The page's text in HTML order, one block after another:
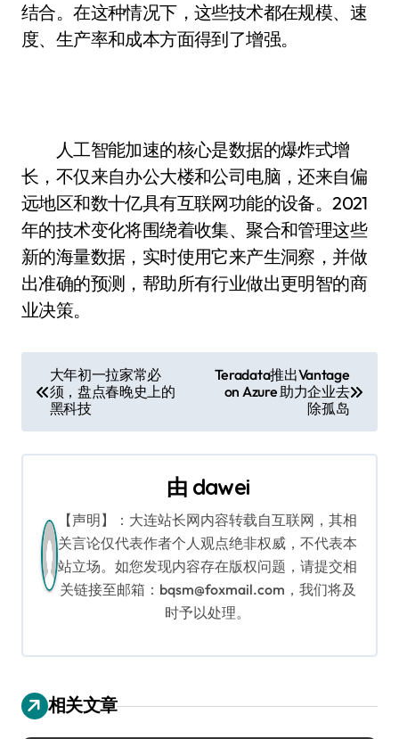
结合。在这种情况下，这些技术都在规模、速
度、生产率和成本方面得到了增强。
人工智能加速的核心是数据的爆炸式增
长，不仅来自办公大楼和公司电脑，还来自偏
远地区和数十亿具有互联网功能的设备。2021
年的技术变化将围绕着收集、聚合和管理这些
新的海量数据，实时使用它来产生洞察，并做
出准确的预测，帮助所有行业做出更明智的商
业决策。
章
导
大年初一拉家常必
须，盘点春晚史上的
黑科技
Teradata推出Vantage
on Azure 助力企业去
除孤岛
由 dawei
【声明】：大连站长网内容转载自互联网，其相
关言论仅代表作者个人观点绝非权威，不代表本
站立场。如您发现内容存在版权问题，请提交相
关链接至邮箱：bqsm@foxmail.com，我们将及
时予以处理。
相关文章